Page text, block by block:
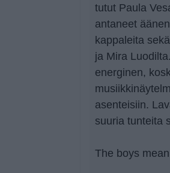
tutut Paula
antaneet
kappaleita
ja Mira
energinen,
asenteisiin.
suuria tunteita
The boys